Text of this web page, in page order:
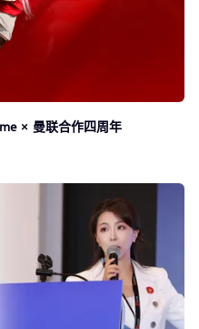
× 曼联合作四周年